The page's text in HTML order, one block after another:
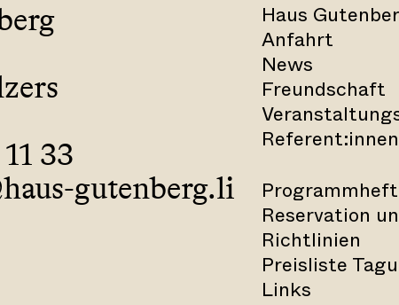
33
gutenberg.li
Haus
Anfahrt
News
Freundschaft
Referent:innen
Programmheft
Reservation
Richtlinien
Preisliste
Links